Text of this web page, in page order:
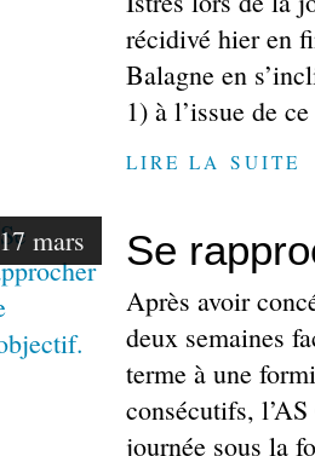
récidivé hier en
Balagne en
1) à l’issue de
LIRE LA SUITE
17 mars Se
Après avoir
deux semaines
terme à une
consécutifs,
journée sous la